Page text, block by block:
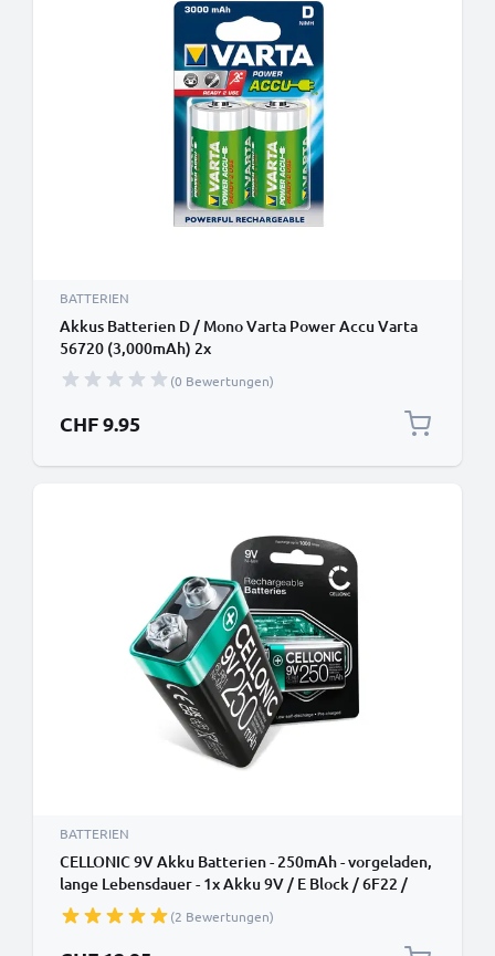
BATTERIEN
Akkus Batterien D / Mono Varta Power Accu Varta
56720 (3,000mAh) 2x
(0 Bewertungen)
CHF 9.95
BATTERIEN
CELLONIC 9V Akku Batterien - 250mAh - vorgeladen,
lange Lebensdauer - 1x Akku 9V / E Block / 6F22 /
6LR61 / AM-61 für Rauchmelder, kabellose
Mikrofone, Spielzeug oder Festnetztelefone
(2 Bewertungen)